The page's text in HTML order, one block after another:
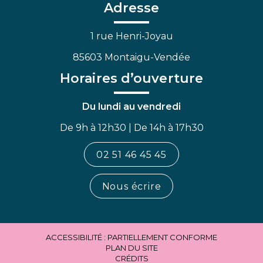
FacebookLinkedin
Adresse
1 rue Henri-Joyau
85603 Montaigu-Vendée
Horaires d’ouverture
Du lundi au vendredi
De 9h à 12h30 | De 14h à 17h30
02 51 46 45 45
Nous écrire
ACCESSIBILITÉ : PARTIELLEMENT CONFORME
PLAN DU SITE
CRÉDITS